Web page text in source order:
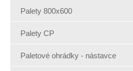
Palety 800x600
Palety CP
Paletové ohrádky - nástavce